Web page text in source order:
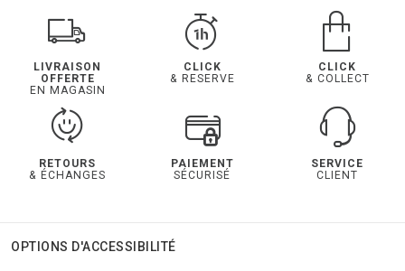
LIVRAISON
OFFERTE
EN MAGASIN
CLICK
& RESERVE
CLICK
& COLLECT
RETOURS
& ÉCHANGES
PAIEMENT
SÉCURISÉ
SERVICE
CLIENT
OPTIONS D'ACCESSIBILITÉ